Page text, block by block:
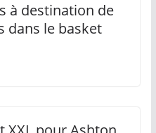
à destination de
dans le basket